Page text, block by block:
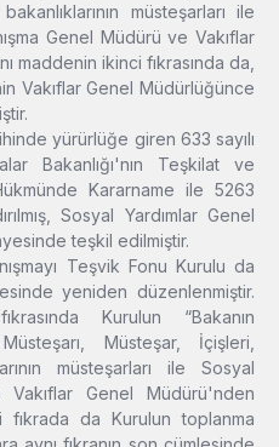
müsteşarları ile
Genel Müdürü ve Vakıflar
maddenin ikinci fıkrasında da,
Vakıflar Genel Müdürlüğünce
yürürlüğe giren 633 sayılı
Bakanlığı'nın Teşkilat ve
Kararname ile 5263
Sosyal Yardımlar Genel
teşkil edilmiştir.
Teşvik Fonu Kurulu da
yeniden düzenlenmiştir.
Kurulun “Bakanın
Müsteşar, İçişleri,
müsteşarları ile Sosyal
Genel Müdürü'nden
fıkrada da Kurulun toplanma